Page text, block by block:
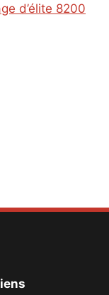
d’élite 8200